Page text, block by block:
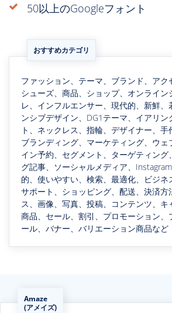
50以上のGoogleフォント
おすすめカテゴリ
ファッション、テーマ、ブランド、アク
シューズ、商品、ショップ、オンライン
レ、インフルエンサー、現代的、新鮮、
ンシブデザイン、DG1テーマ、イアリン
ト、ネックレス、指輪、デザイナー、手
ブランディング、マーケティング、ウェ
イン予約、セグメント、ターゲティング
グ記事、ソーシャルメディア、
的、使いやすい、検索、最適化、ビジネ
サポート、ショッピング、配送、決済方
ス、画像、写真、投稿、コンテンツ、
商品、セール、割引、プロモーション、
ール、バナー、バリエーション商品など
Amaze
(アメイズ)